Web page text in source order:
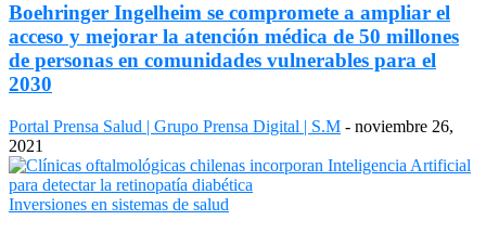
Boehringer Ingelheim se compromete a ampliar el
acceso y mejorar la atención médica de 50 millones
de personas en comunidades vulnerables para el
2030
Portal Prensa Salud | Grupo Prensa Digital | S.M - noviembre 26,
2021
Inversiones en sistemas de salud